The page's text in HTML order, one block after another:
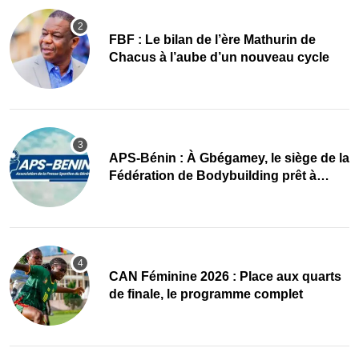
FBF : Le bilan de l’ère Mathurin de
Chacus à l’aube d’un nouveau cycle
APS-Bénin : À Gbégamey, le siège de la
Fédération de Bodybuilding prêt à
CAN Féminine 2026 : Place aux quarts
de finale, le programme complet